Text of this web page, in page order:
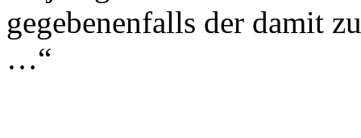
gegebenenfalls der damit
…“